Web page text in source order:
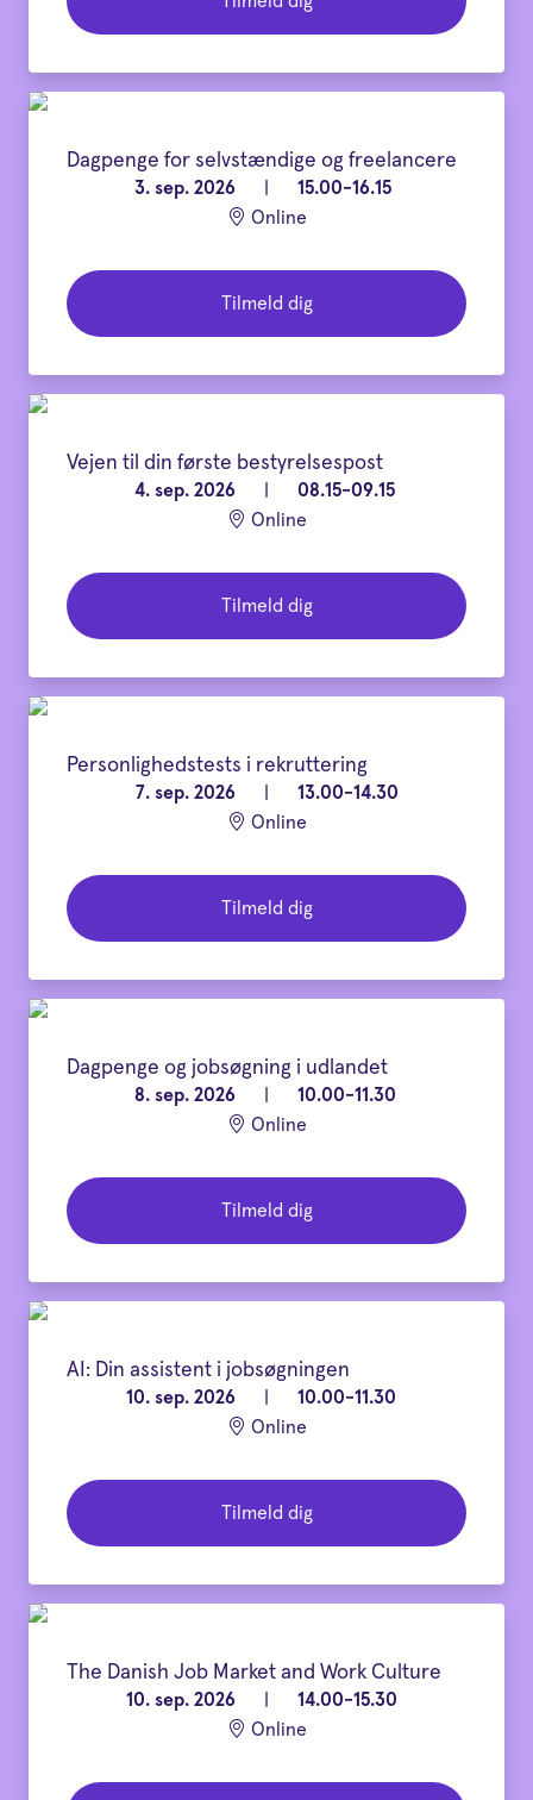
Dagpenge for selvstændige og freelancere
3. sep. 2026
15.00-16.15
Online
Tilmeld dig
Vejen til din første bestyrelsespost
4. sep. 2026
08.15-09.15
Online
Tilmeld dig
Personlighedstests i rekruttering
7. sep. 2026
13.00-14.30
Online
Tilmeld dig
Dagpenge og jobsøgning i udlandet
8. sep. 2026
10.00-11.30
Online
Tilmeld dig
AI: Din assistent i jobsøgningen
10. sep. 2026
10.00-11.30
Online
Tilmeld dig
The Danish Job Market and Work Culture
10. sep. 2026
14.00-15.30
Online